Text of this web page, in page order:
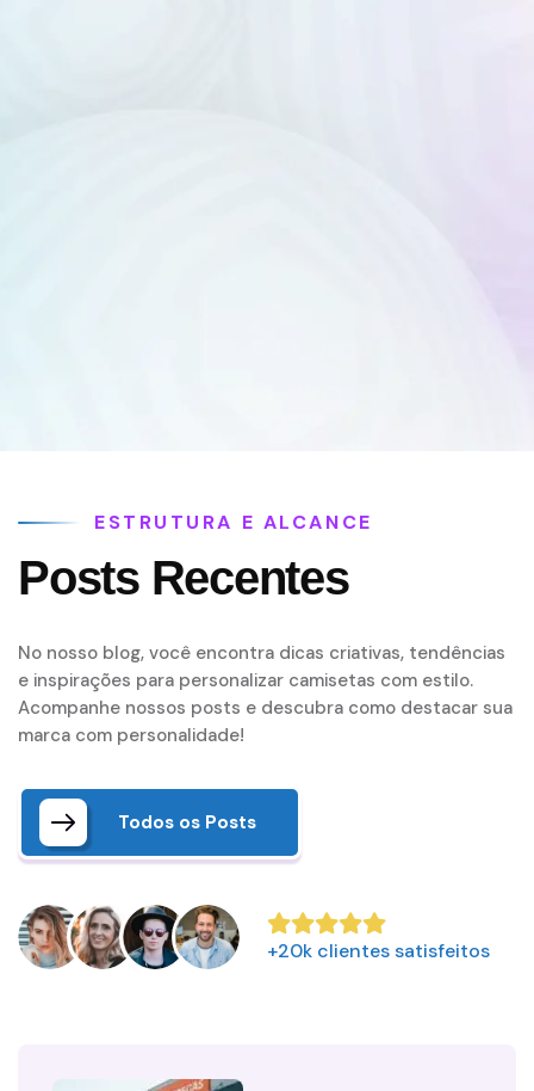
ESTRUTURA E ALCANCE
Posts Recentes
No nosso blog, você encontra dicas criativas, tendências
e inspirações para personalizar camisetas com estilo.
Acompanhe nossos posts e descubra como destacar sua
marca com personalidade!
Todos os Posts
+20k clientes satisfeitos